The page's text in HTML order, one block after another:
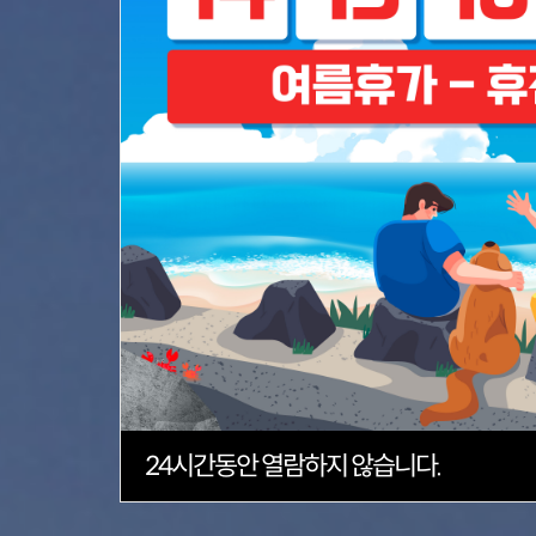
24시간동안 열람하지 않습니다.